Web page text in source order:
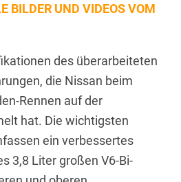
BILDER UND VIDEOS VOM
des überarbeiteten
die Nissan beim
Rennen auf der
hat. Die wichtigsten
ein verbessertes
3,8 Liter großen V6-Bi-